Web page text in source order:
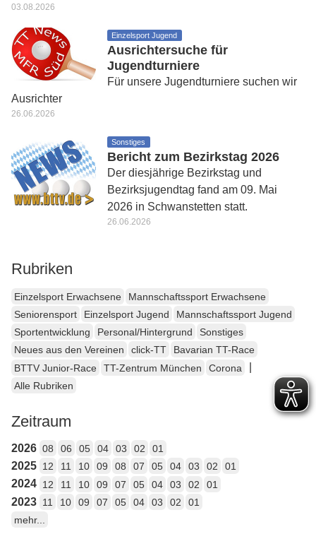
03.08.2026
Einzelsport Jugend
Ausrichtersuche für
Jugendturniere
Für unsere Jugendturniere suchen wir
Ausrichter
26.06.2026
Sonstiges
Bericht zum Bezirkstag 2026
Der diesjährige Bezirkstag und
Bezirksjugendtag fand am 09. Mai
2026 in Schwanstetten statt.
26.06.2026
Rubriken
Einzelsport Erwachsene
Mannschaftssport Erwachsene
Seniorensport
Einzelsport Jugend
Mannschaftssport Jugend
Sportentwicklung
Personal/Hintergrund
Sonstiges
Neues aus den Vereinen
click-TT
Bavarian TT-Race
BTTV Junior-Race
TT-Zentrum München Corona
Alle Rubriken
Zeitraum
2026 08 06 05 04 03 02 01
2025 12 11 10 09 08 07 05 04 03 02 01
2024 12 11 10 09 07 05 04 03 02 01
2023 11 10 09 07 05 04 03 02
01
mehr...